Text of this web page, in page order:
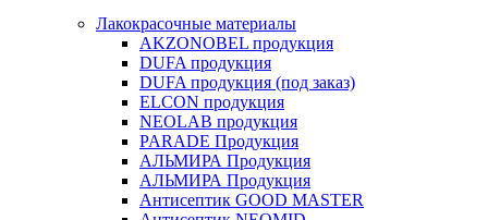
Лакокрасочные материалы
AKZONOBEL продукция
DUFA продукция
DUFA продукция (под заказ)
ELCON продукция
NEOLAB продукция
PARADE Продукция
АЛЬМИРА Продукция
АЛЬМИРА Продукция
Антисептик GOOD MASTER